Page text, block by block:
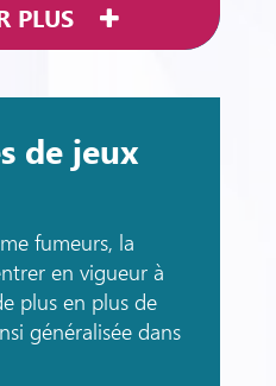
PLUS
de jeux
fumeurs, la
en vigueur à
plus en plus de
généralisée dans